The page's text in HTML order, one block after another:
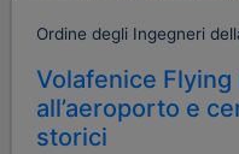
Ordine degli Ingegneri
Volafenice
all’aeroporto e
storici